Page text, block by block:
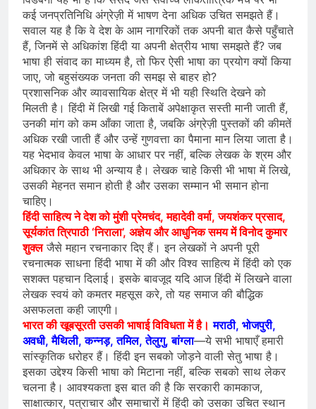
कई जनप्रतिनिधि अंग्रेज़ी में भाषण देना अधिक उचित समझते हैं।
सवाल यह है कि वे देश के आम नागरिकों तक अपनी बात कैसे पहुँचाते
हैं, जिनमें से अधिकांश हिंदी या अपनी क्षेत्रीय भाषा समझते हैं? जब
भाषा ही संवाद का माध्यम है, तो फिर ऐसी भाषा का प्रयोग क्यों किया
जाए, जो बहुसंख्यक जनता की समझ से बाहर हो?
प्रशासनिक और व्यावसायिक क्षेत्र में भी यही स्थिति देखने को
मिलती है। हिंदी में लिखी गई किताबें अपेक्षाकृत सस्ती मानी जाती हैं,
उनकी मांग को कम आँका जाता है, जबकि अंग्रेज़ी पुस्तकों की कीमतें
अधिक रखी जाती हैं और उन्हें गुणवत्ता का पैमाना मान लिया जाता है।
यह भेदभाव केवल भाषा के आधार पर नहीं, बल्कि लेखक के श्रम और
अधिकार के साथ भी अन्याय है। लेखक चाहे किसी भी भाषा में लिखे,
उसकी मेहनत समान होती है और उसका सम्मान भी समान होना
चाहिए।
हिंदी साहित्य ने देश को मुंशी प्रेमचंद, महादेवी वर्मा, जयशंकर प्रसाद,
सूर्यकांत त्रिपाठी ‘निराला’, अज्ञेय और आधुनिक समय में विनोद कुमार
शुक्लजैसे महान रचनाकार दिए हैं। इन लेखकों ने अपनी पूरी
रचनात्मक साधना हिंदी भाषा में की और विश्व साहित्य में हिंदी को एक
सशक्त पहचान दिलाई। इसके बावजूद यदि आज हिंदी में लिखने वाला
लेखक स्वयं को कमतर महसूस करे, तो यह समाज की बौद्धिक
असफलता कही जाएगी।
भारत की खूबसूरती उसकी भाषाई विविधता में है। मराठी, भोजपुरी,
अवधी, मैथिली, कन्नड़, तमिल, तेलुगु, बांग्ला—ये सभी भाषाएँ हमारी
सांस्कृतिक धरोहर हैं। हिंदी इन सबको जोड़ने वाली सेतु भाषा है।
इसका उद्देश्य किसी भाषा को मिटाना नहीं, बल्कि सबको साथ लेकर
चलना है। आवश्यकता इस बात की है कि सरकारी कामकाज,
साक्षात्कार, पत्राचार और समाचारों में हिंदी को उसका उचित स्थान